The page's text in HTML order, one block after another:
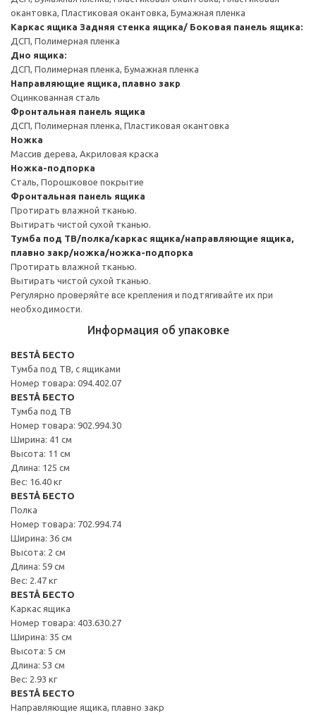
окантовка, Пластиковая окантовка, Бумажная пленка
Каркас ящика Задняя стенка ящика/ Боковая панель ящика:
ДСП, Полимерная пленка
Дно ящика:
ДСП, Полимерная пленка, Бумажная пленка
Направляющие ящика, плавно закр
Оцинкованная сталь
Фронтальная панель ящика
ДСП, Полимерная пленка, Пластиковая окантовка
Ножка
Массив дерева, Акриловая краска
Ножка-подпорка
Сталь, Порошковое покрытие
Фронтальная панель ящика
Протирать влажной тканью.
Вытирать чистой сухой тканью.
Тумба под ТВ/полка/каркас ящика/направляющие ящика,
плавно закр/ножка/ножка-подпорка
Протирать влажной тканью.
Вытирать чистой сухой тканью.
Регулярно проверяйте все крепления и подтягивайте их при
необходимости.
Информация об упаковке
BESTÅ БЕСТО
Тумба под ТВ, с ящиками
Номер товара: 094.402.07
BESTÅ БЕСТО
Тумба под ТВ
Номер товара: 902.994.30
Ширина: 41 см
Высота: 11 см
Длина: 125 см
Вес: 16.40 кг
BESTÅ БЕСТО
Полка
Номер товара: 702.994.74
Ширина: 36 см
Высота: 2 см
Длина: 59 см
Вес: 2.47 кг
BESTÅ БЕСТО
Каркас ящика
Номер товара: 403.630.27
Ширина: 35 см
Высота: 5 см
Длина: 53 см
Вес: 2.93 кг
BESTÅ БЕСТО
Направляющие ящика, плавно закр